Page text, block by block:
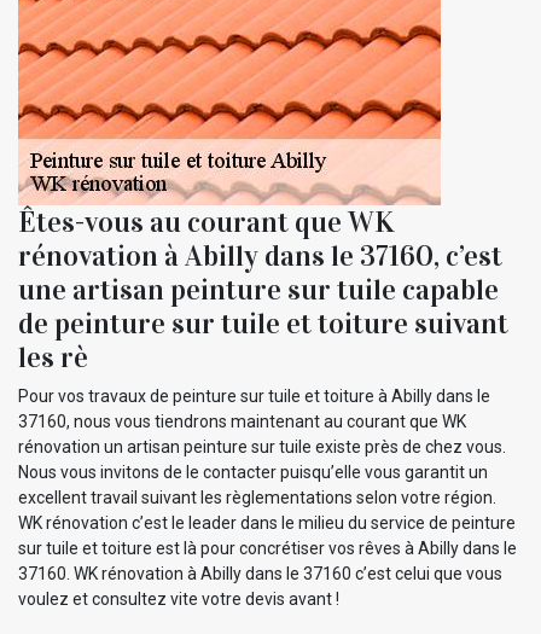
Êtes-vous au courant que WK
rénovation à Abilly dans le 37160, c’est
une artisan peinture sur tuile capable
de peinture sur tuile et toiture suivant
les rè
Pour vos travaux de peinture sur tuile et toiture à Abilly dans le
37160, nous vous tiendrons maintenant au courant que WK
rénovation un artisan peinture sur tuile existe près de chez vous.
Nous vous invitons de le contacter puisqu’elle vous garantit un
excellent travail suivant les règlementations selon votre région.
WK rénovation c’est le leader dans le milieu du service de peinture
sur tuile et toiture est là pour concrétiser vos rêves à Abilly dans le
37160. WK rénovation à Abilly dans le 37160 c’est celui que vous
voulez et consultez vite votre devis avant !